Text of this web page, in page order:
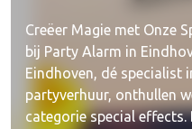
Creëer Magie met Onze
bij Party Alarm in
Eindhoven, dé specialist
partyverhuur, onthullen
categorie special effects.